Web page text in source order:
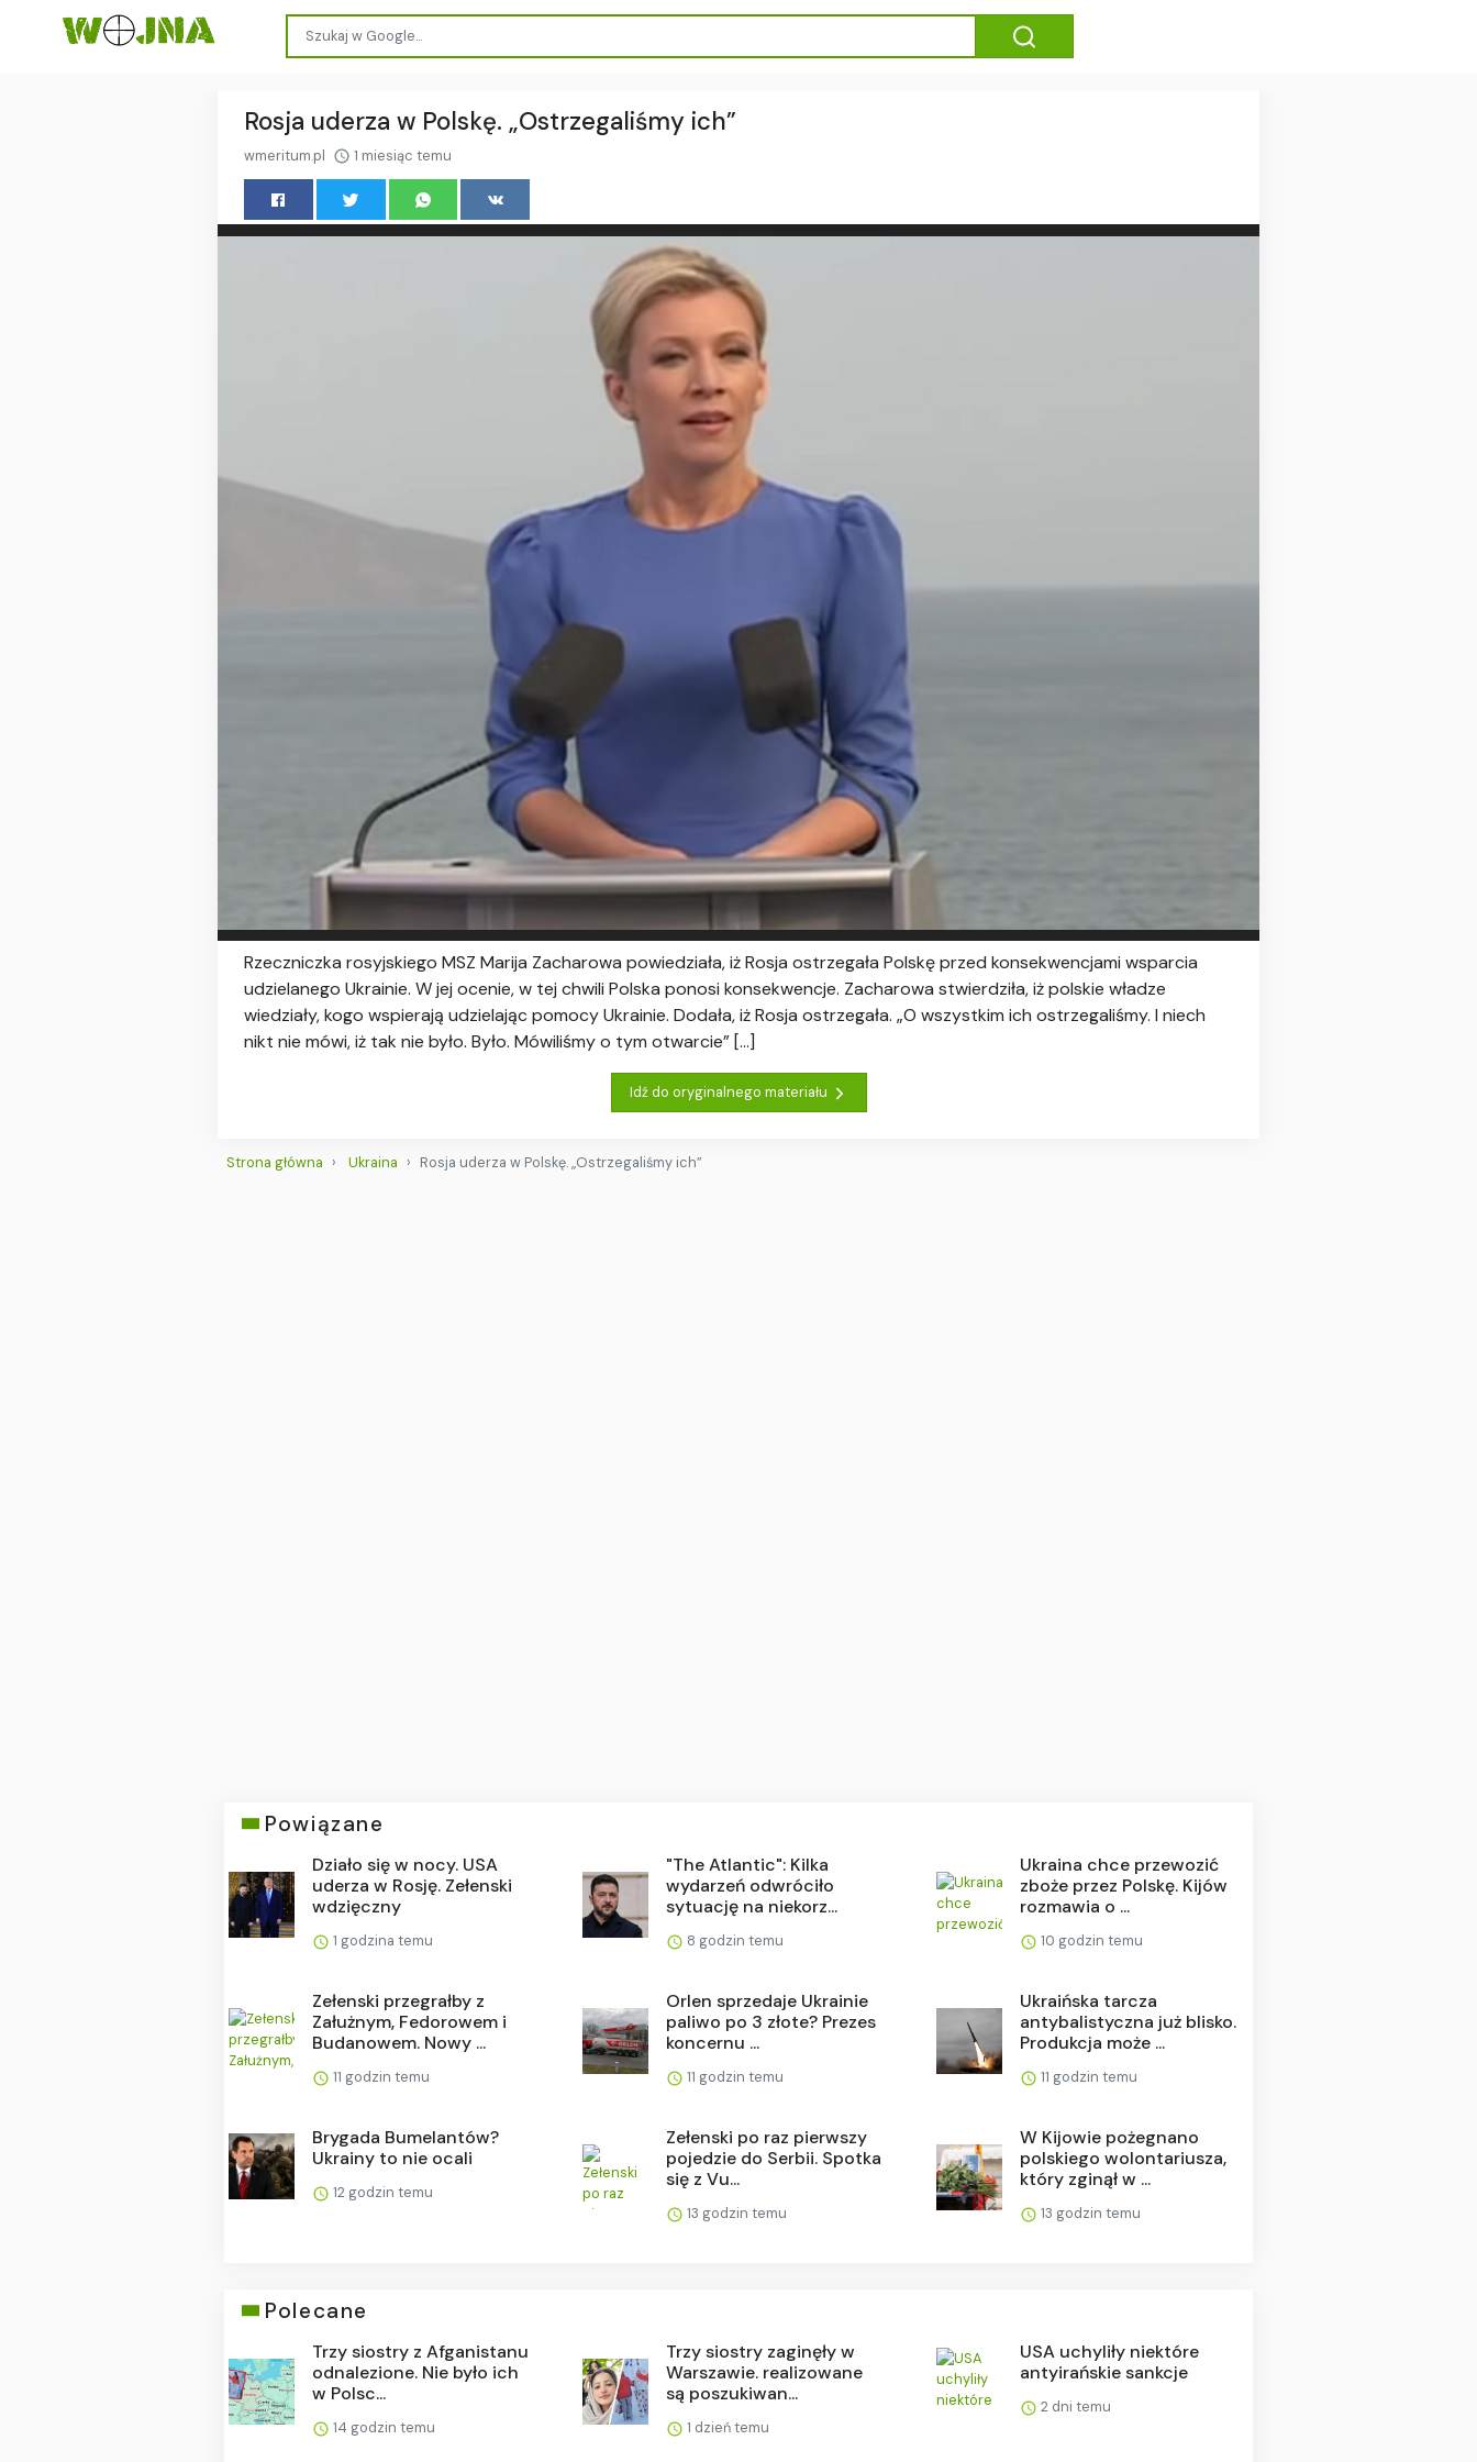
Rosja uderza w Polskę. „Ostrzegaliśmy ich”
wmeritum.pl 1 miesiąc temu
Rzeczniczka rosyjskiego MSZ Marija Zacharowa powiedziała, iż Rosja ostrzegała Polskę przed konsekwencjami wsparcia
udzielanego Ukrainie. W jej ocenie, w tej chwili Polska ponosi konsekwencje. Zacharowa stwierdziła, iż polskie władze
wiedziały, kogo wspierają udzielając pomocy Ukrainie. Dodała, iż Rosja ostrzegała. „O wszystkim ich ostrzegaliśmy. I niech
nikt nie mówi, iż tak nie było. Było. Mówiliśmy o tym otwarcie” […]
Idź do oryginalnego materiału
Strona główna Ukraina Rosja uderza w Polskę. „Ostrzegaliśmy ich”
Powiązane
Działo się w nocy. USA
uderza w Rosję. Zełenski
wdzięczny
1 godzina temu
"The Atlantic": Kilka
wydarzeń odwróciło
sytuację na niekorz...
8 godzin temu
Ukraina chce przewozić
zboże przez Polskę. Kijów
rozmawia o ...
10 godzin temu
Zełenski przegrałby z
Załużnym, Fedorowem i
Budanowem. Nowy ...
11 godzin temu
Orlen sprzedaje Ukrainie
paliwo po 3 złote? Prezes
koncernu ...
11 godzin temu
Ukraińska tarcza
antybalistyczna już blisko.
Produkcja może ...
11 godzin temu
Brygada Bumelantów?
Ukrainy to nie ocali
12 godzin temu
Zełenski po raz pierwszy
pojedzie do Serbii. Spotka
się z Vu...
13 godzin temu
W Kijowie pożegnano
polskiego wolontariusza,
który zginął w ...
13 godzin temu
Polecane
Trzy siostry z Afganistanu
odnalezione. Nie było ich
w Polsc...
14 godzin temu
Trzy siostry zaginęły w
Warszawie. realizowane
są poszukiwan...
1 dzień temu
USA uchyliły niektóre
antyirańskie sankcje
2 dni temu